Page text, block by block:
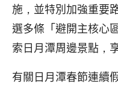
施，並特別加強重要
選多條「避開主核心
索日月潭周邊景點，
有關日月潭春節連續